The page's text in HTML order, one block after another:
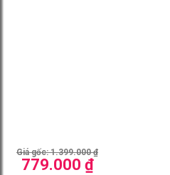
Giá gốc: 1.399.000 ₫
779.000 ₫